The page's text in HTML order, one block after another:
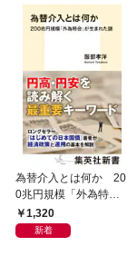
為替介入とは何か 20
0兆円規模「外為特
会」が生まれた謎
1,320
新着